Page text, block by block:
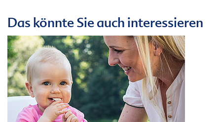
Das könnte Sie auch interessieren